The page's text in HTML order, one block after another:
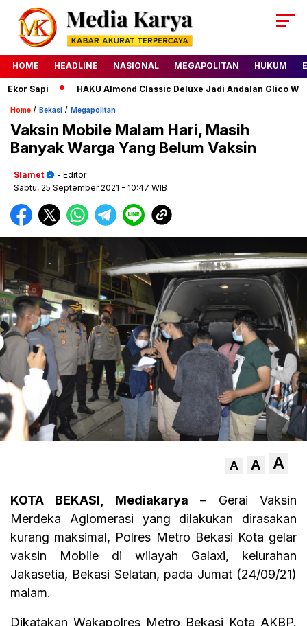
HOME HEADLINE NASIONAL MEGAPOLITAN HUKUM
HAKU Almond Classic Deluxe Jadi Andalan Glico WINGS,
Home / Bekasi / Megapolitan
Vaksin Mobile Malam Hari, Masih
Banyak Warga Yang Belum Vaksin
Slamet
- Editor
Sabtu, 25 September 2021 - 10:47 WIB
A A A
KOTA BEKASI, Mediakarya – Gerai Vaksin
Merdeka Aglomerasi yang dilakukan dirasakan
kurang maksimal, Polres Metro Bekasi Kota gelar
vaksin Mobile di wilayah Galaxi, kelurahan
Jakasetia, Bekasi Selatan, pada Jumat (24/09/21)
malam.
Dikatakan Wakapolres Metro Bekasi Kota AKBP.